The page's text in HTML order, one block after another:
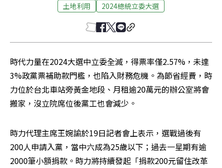
土地利用 2024總統立委大選
時代力量在2024大選中立委全滅，得票率僅2.57%，未達
3%政黨票補助款門檻，也陷入財務危機。為節省經費，時
力位於台北車站旁黃金地段、月租逾20萬元的辦公室將會
搬家，沒立院席位後黨工也會減少。
時力代理主席王婉諭於19日記者會上表示，選戰過後有
200人申請入黨，當中六成為25歲以下；過去一星期有逾
2000筆小額捐款。時力將持續發起「捐款200元留住改革